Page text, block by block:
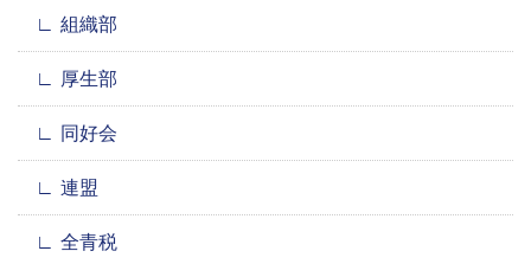
組織部
厚生部
同好会
連盟
全青税